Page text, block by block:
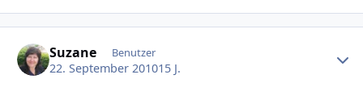
Suzane Benutzer
22. September 201015 J.